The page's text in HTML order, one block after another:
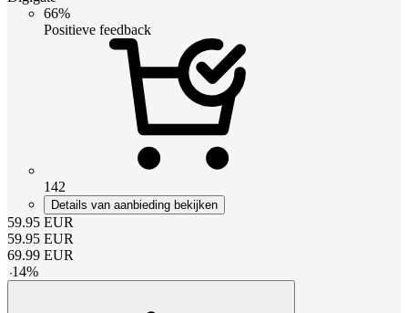
66%
Positieve feedback
142
Details van aanbieding bekijken
59.95 EUR
59.95 EUR
69.99 EUR
-14%